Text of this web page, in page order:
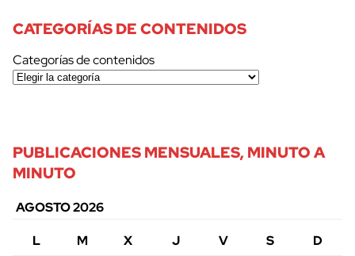
CATEGORÍAS DE CONTENIDOS
Categorías de contenidos
PUBLICACIONES MENSUALES, MINUTO A
MINUTO
AGOSTO 2026
L
M X J V S D